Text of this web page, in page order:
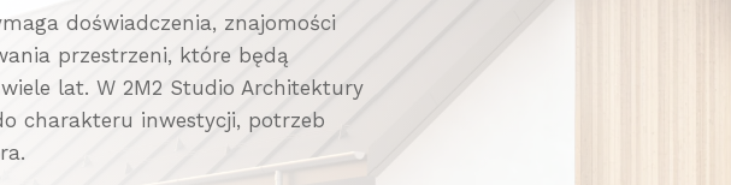
doświadczenia, znajomości
przestrzeni, które będą
lat. W 2M2 Studio Architektury
charakteru inwestycji, potrzeb